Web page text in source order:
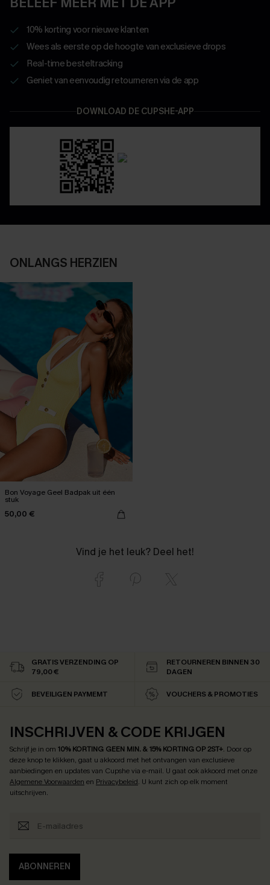
10% korting voor nieuwe klanten
Wees als eerste op de hoogte van exclusieve drops
Real-time besteltracking
Geniet van eenvoudig retourneren via de app
DOWNLOAD DE CUPSHE-APP
ONLANGS HERZIEN
Bon Voyage Geel Badpak uit één
stuk
50,00 €
Vind je het leuk? Deel het!
GRATIS VERZENDING OP
79,00 €
RETOURNEREN BINNEN 30
DAGEN
BEVEILIGEN PAYMEMT VOUCHERS & PROMOTIES
INSCHRIJVEN & CODE KRIJGEN
Schrijf je in om 10% KORTING GEEN MIN. & 15% KORTING OP 2ST+. Door op
deze knop te klikken, gaat u akkoord met het ontvangen van exclusieve
aanbiedingen en updates van Cupshe via e-mail. U gaat ook akkoord met onze
Algemene Voorwaarden en Privacybeleid. U kunt zich op elk moment
uitschrijven.
ABONNEREN